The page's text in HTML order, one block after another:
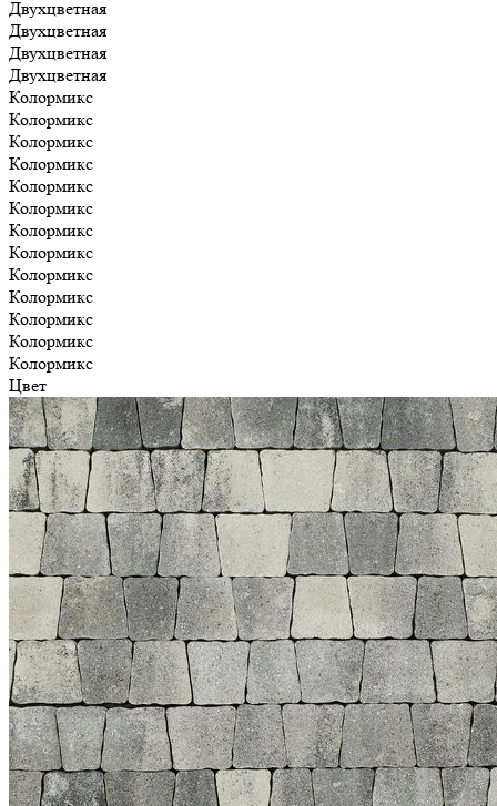
Двухцветная
Двухцветная
Двухцветная
Двухцветная
Колормикс
Колормикс
Колормикс
Колормикс
Колормикс
Колормикс
Колормикс
Колормикс
Колормикс
Колормикс
Колормикс
Колормикс
Колормикс
Цвет